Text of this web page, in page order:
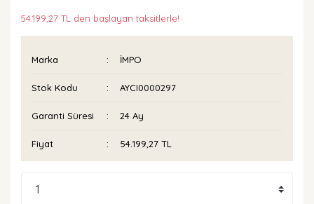
54.199,27 TL den başlayan taksitlerle!
Marka İMPO
Stok Kodu AYCI0000297
Garanti Süresi 24 Ay
Fiyat 54.199,27 TL